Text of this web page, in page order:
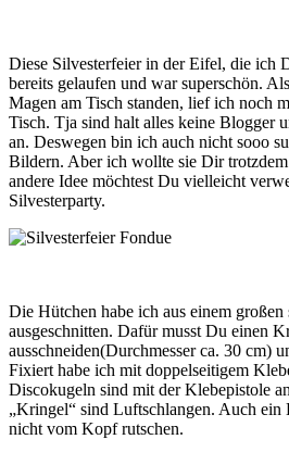
Diese Silvesterfeier in der Eifel, die ich
bereits gelaufen und war superschön.
Magen am Tisch standen, lief ich noch
Tisch. Tja sind halt alles keine Blogger
an. Deswegen bin ich auch nicht sooo
Bildern. Aber ich wollte sie Dir
andere Idee möchtest Du vielleicht
Silvesterparty.
Die Hütchen habe ich aus einem
ausgeschnitten. Dafür musst Du einen
ausschneiden(Durchmesser ca. 30 cm)
Fixiert habe ich mit doppelseitigem
Discokugeln sind mit der Klebepistole
„Kringel“ sind Luftschlangen. Auch ein
nicht vom Kopf rutschen.